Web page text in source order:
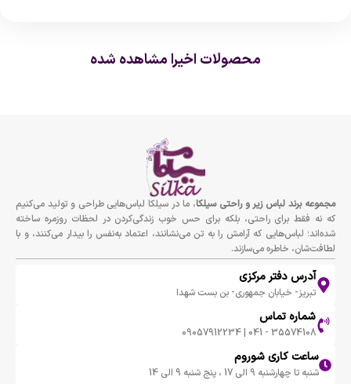
محصولات اخیرا مشاهده شده
مجموعه برند لباس زير و راحتى سيلكا، ما در سیلکا لباس‌هایی طراحی و تولید می‌کنیم
که نه فقط برای راحتی، بلکه برای حس خوب زندگی‌کردن در لحظات روزمره ساخته
شده‌اند؛ لباس‌هایی که آرامش را به تن می‌نشانند، اعتماد به‌نفس را بیدار می‌کنند، و با
لطافت‌شان، خاطره می‌سازند.
آدرس دفتر مرکزی
تبریز- خیابان جمهوری- بن بست شهدا
شماره تماس
35574108 - 041 | 09057912234
ساعت کاری شوروم
شنبه تا چهارشنبه 9 الی 17 ، پنج شنبه 9 الی 14